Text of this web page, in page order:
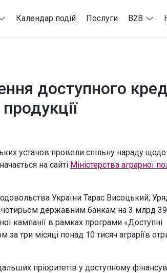
Календар подій Послуги B2B
доступного
установ провели спільну нараду щодо
на сайті Міністерства аграрної
України Тарас Висоцький,
чотирьом державним банкам на 3 млрд
кампанії в рамках програми «Доступні
за три місяці понад 10 тисяч аграріїв
пріоритетів у доступному